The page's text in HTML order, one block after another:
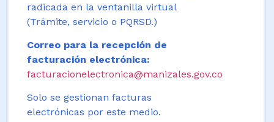
radicada en la ventanilla virtual
(Trámite, servicio o PQRSD.)
Correo para la recepción de
facturación electrónica:
facturacionelectronica@manizales.gov.co
Solo se gestionan facturas
electrónicas por este medio.